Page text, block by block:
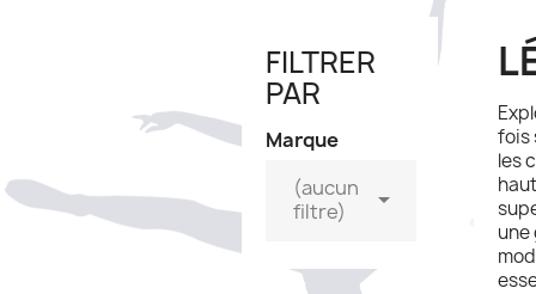
FILTRER
PAR
Marque
(aucun
filtre)

fois
les
une